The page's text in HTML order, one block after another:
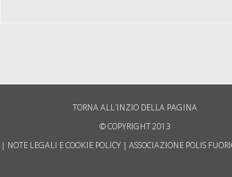
TORNA ALL'INZIO DELLA PAGINA
© COPYRIGHT 2013
| NOTE LEGALI E COOKIE POLICY| ASSOCIAZIONE POLIS